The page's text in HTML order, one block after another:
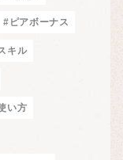
#ピアボーナス
キル
い方